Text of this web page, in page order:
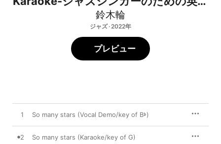
でボサノバ
鈴木輪
ジャズ · 2022年
プレビュー
1 So many stars (Vocal Demo/key of B♭)
2 So many stars (Karaoke/key of G)